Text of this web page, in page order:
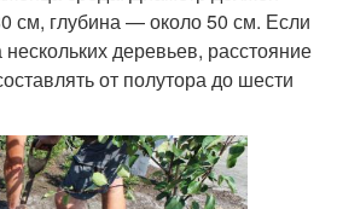
см, глубина — около 50 см. Если
деревьев, расстояние
от полутора до шести